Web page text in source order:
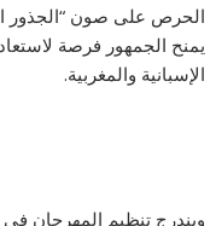
الحرص على صون “الجذور
يمنح الجمهور فرصة
الإسبانية والمغربية.
ويندرج تنظيم المهرجان في